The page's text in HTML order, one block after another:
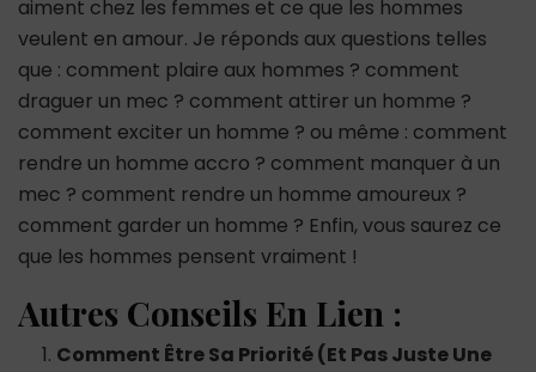
aiment chez les femmes et ce que les hommes
veulent en amour. Je réponds aux questions telles
que : comment plaire aux hommes ? comment
draguer un mec ? comment attirer un homme ?
comment exciter un homme ? ou même : comment
rendre un homme accro ? comment manquer à un
mec ? comment rendre un homme amoureux ?
comment garder un homme ? Enfin, vous saurez ce
que les hommes pensent vraiment !
Autres Conseils En Lien :
Comment Être Sa Priorité (Et Pas Juste Une